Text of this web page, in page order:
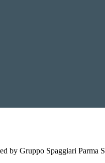
by Gruppo Spaggiari